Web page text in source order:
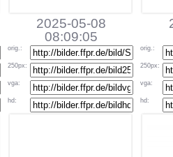
2025-05-08
08:09:05
orig.:
250px:
vga:
hd:
orig.:
250px:
vga:
hd: